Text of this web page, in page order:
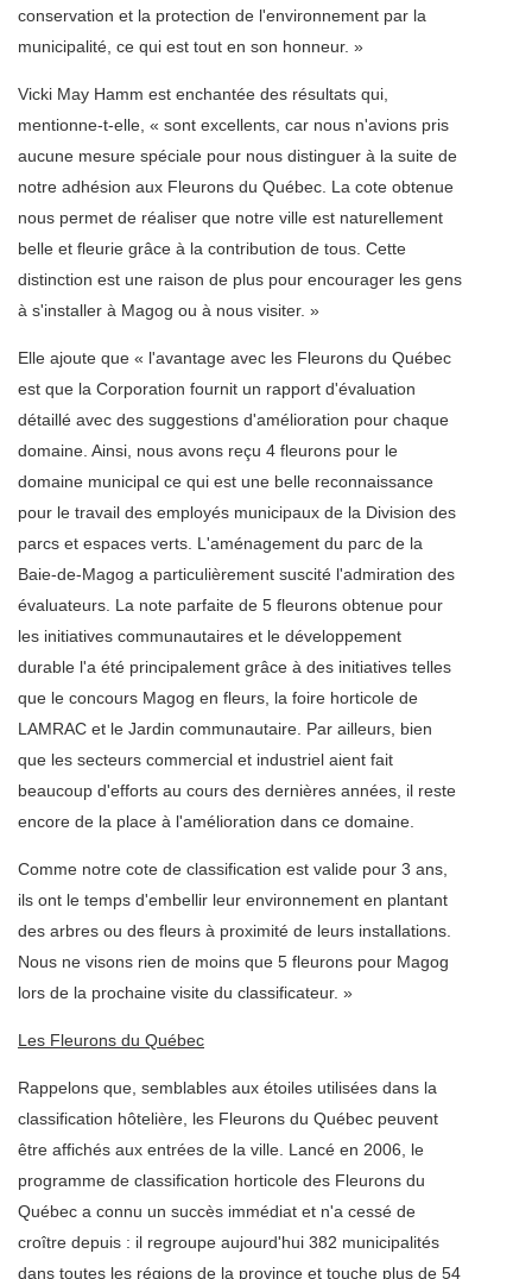
conservation et la protection de l'environnement par la
municipalité, ce qui est tout en son honneur. »
Vicki May Hamm est enchantée des résultats qui,
mentionne-t-elle, « sont excellents, car nous n'avions pris
aucune mesure spéciale pour nous distinguer à la suite de
notre adhésion aux Fleurons du Québec. La cote obtenue
nous permet de réaliser que notre ville est naturellement
belle et fleurie grâce à la contribution de tous. Cette
distinction est une raison de plus pour encourager les gens
à s'installer à Magog ou à nous visiter. »
Elle ajoute que « l'avantage avec les Fleurons du Québec
est que la Corporation fournit un rapport d'évaluation
détaillé avec des suggestions d'amélioration pour chaque
domaine. Ainsi, nous avons reçu 4 fleurons pour le
domaine municipal ce qui est une belle reconnaissance
pour le travail des employés municipaux de la Division des
parcs et espaces verts. L'aménagement du parc de la
Baie-de-Magog a particulièrement suscité l'admiration des
évaluateurs. La note parfaite de 5 fleurons obtenue pour
les initiatives communautaires et le développement
durable l'a été principalement grâce à des initiatives telles
que le concours Magog en fleurs, la foire horticole de
LAMRAC et le Jardin communautaire. Par ailleurs, bien
que les secteurs commercial et industriel aient fait
beaucoup d'efforts au cours des dernières années, il reste
encore de la place à l'amélioration dans ce domaine.
Comme notre cote de classification est valide pour 3 ans,
ils ont le temps d'embellir leur environnement en plantant
des arbres ou des fleurs à proximité de leurs installations.
Nous ne visons rien de moins que 5 fleurons pour Magog
lors de la prochaine visite du classificateur. »
Les Fleurons du Québec
Rappelons que, semblables aux étoiles utilisées dans la
classification hôtelière, les Fleurons du Québec peuvent
être affichés aux entrées de la ville. Lancé en 2006, le
programme de classification horticole des Fleurons du
Québec a connu un succès immédiat et n'a cessé de
croître depuis : il regroupe aujourd'hui 382 municipalités
dans toutes les régions de la province et touche plus de 54